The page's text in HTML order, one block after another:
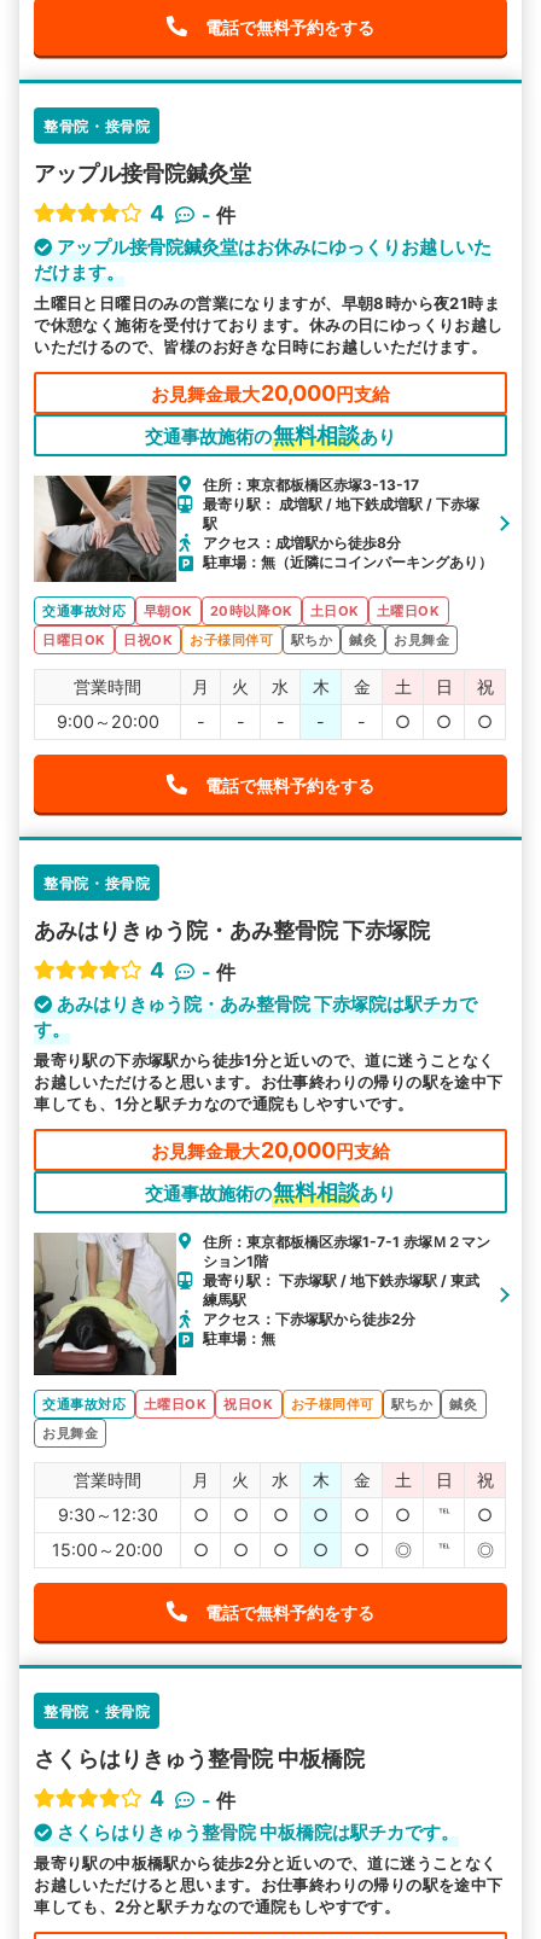
電話で無料予約をする
整骨院・接骨院
アップル接骨院鍼灸堂
4
- 件
アップル接骨院鍼灸堂はお休みにゆっくりお越しいた
だけます。
土曜日と日曜日のみの営業になりますが、早朝8時から夜21時ま
で休憩なく施術を受付けております。休みの日にゆっくりお越し
いただけるので、皆様のお好きな日時にお越しいただけます。
お見舞金最大20,000円支給
交通事故施術の無料相談あり
住所：東京都板橋区赤塚3-13-17
最寄り駅： 成増駅 / 地下鉄成増駅 / 下赤塚
駅
アクセス：成増駅から徒歩8分
駐車場：無（近隣にコインパーキングあり）
交通事故対応 早朝OK 20時以降OK 土日OK
土曜日OK
日曜日OK
日祝OK お子様同伴可 駅ちか 鍼灸 お見舞金
営業時間 月 火 水 木 金 土 日
祝
9:00～20:00
- - - - - ○ ○ ○
電話で無料予約をする
整骨院・接骨院
あみはりきゅう院・あみ整骨院 下赤塚院
4
- 件
あみはりきゅう院・あみ整骨院 下赤塚院は駅チカで
す。
最寄り駅の下赤塚駅から徒歩1分と近いので、道に迷うことなく
お越しいただけると思います。お仕事終わりの帰りの駅を途中下
車しても、1分と駅チカなので通院もしやすいです。
お見舞金最大20,000円支給
交通事故施術の無料相談あり
住所：東京都板橋区赤塚1-7-1 赤塚Ｍ２マン
ション1階
最寄り駅： 下赤塚駅 / 地下鉄赤塚駅 / 東武
練馬駅
アクセス：下赤塚駅から徒歩2分
駐車場：無
交通事故対応 土曜日OK 祝日OK お子様同伴可 駅ちか
鍼灸
お見舞金
営業時間 月 火 水 木 金 土 日
祝
9:30～12:30
○ ○ ○ ○ ○ ○ ℡
○
15:00～20:00
○ ○ ○ ○ ○ ◎ ℡ ◎
電話で無料予約をする
整骨院・接骨院
さくらはりきゅう整骨院 中板橋院
4
- 件
さくらはりきゅう整骨院 中板橋院は駅チカです。
最寄り駅の中板橋駅から徒歩2分と近いので、道に迷うことなく
お越しいただけると思います。お仕事終わりの帰りの駅を途中下
車しても、2分と駅チカなので通院もしやすです。